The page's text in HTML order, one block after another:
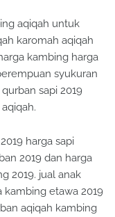
aqiqah untuk
karomah aqiqah
kambing harga
syukuran
sapi 2019
harga sapi
2019 dan harga
2019. jual anak
etawa 2019
aqiqah kambing